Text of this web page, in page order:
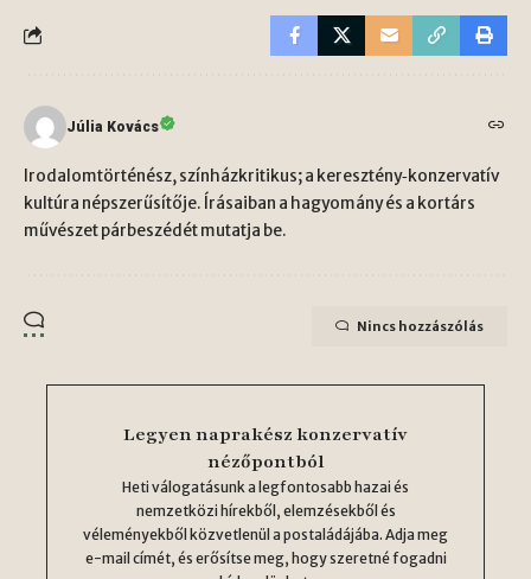
Júlia Kovács
Irodalomtörténész, színházkritikus; a keresztény‑konzervatív
kultúra népszerűsítője. Írásaiban a hagyomány és a kortárs
művészet párbeszédét mutatja be.
Nincs hozzászólás
Legyen naprakész konzervatív
nézőpontból
Heti válogatásunk a legfontosabb hazai és
nemzetközi hírekből, elemzésekből és
véleményekből közvetlenül a postaládájába. Adja meg
e-mail címét, és erősítse meg, hogy szeretné fogadni